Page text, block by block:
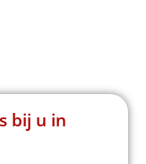
bij u in